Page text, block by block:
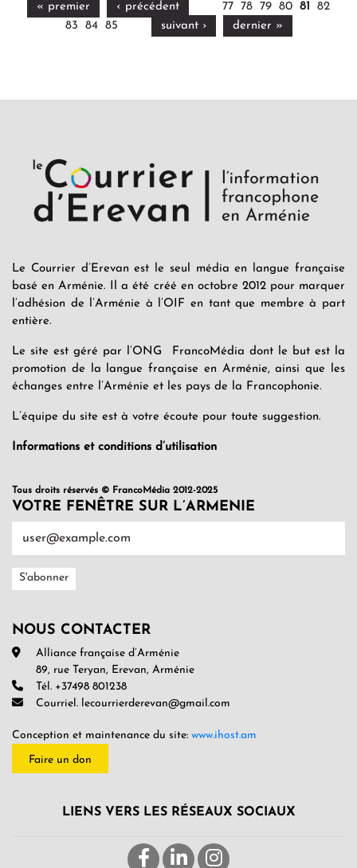
« premier ‹ précédent 77 78 79 80 81
82
83
84 85 suivant › dernier »
Le Courrier d’Erevan est le seul média en langue française
basé en Arménie. Il a été créé en octobre 2012 pour marquer
l’adhésion de l’Arménie à l’OIF en tant que membre à part
entière.
Le site est géré par l’ONG FrancoMédia dont le but est la
promotion de la langue française en Arménie, ainsi que les
échanges entre l’Arménie et les pays de la Francophonie.
L’équipe du site est à votre écoute pour toute suggestion.
Informations et conditions d’utilisation
Tous droits réservés © FrancoMédia 2012-2025
VOTRE FENÊTRE SUR L’ARMENIE
NOUS CONTACTER
Alliance française d’Arménie
89, rue Teryan, Erevan, Arménie
Tél. +37498 801238
Courriel. lecourrierderevan@gmail.com
Conception et maintenance du site: www.ihost.am
Faire un don
LIENS VERS LES RÉSEAUX SOCIAUX